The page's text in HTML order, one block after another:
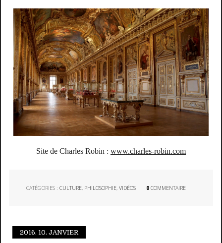
Site de Charles Robin : www.charles-robin.com
CATÉGORIES :CULTURE, PHILOSOPHIE,VIDÉOS 0 COMMENTAIRE
2016. 10. JANVIER